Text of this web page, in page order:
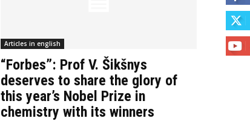
Articles in english
“Forbes”: Prof V. Šikšnys
deserves to share the glory of
this year’s Nobel Prize in
chemistry with its winners